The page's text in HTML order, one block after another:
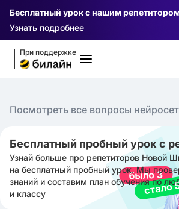
Бесплатный урок с нашим
Узнать подробнее
При поддержке
Посмотреть все вопросы
Бесплатный пробный урок с
Узнай больше про репетиторов Новой
на бесплатный пробный урок. Мы
знаний и составим план обучения по
и классу